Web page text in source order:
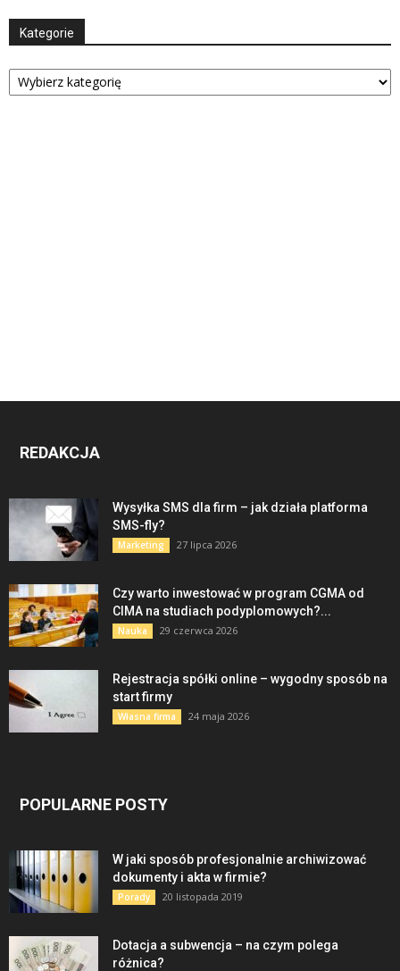
Kategorie
Kategorie
REDAKCJA
Wysyłka SMS dla firm – jak działa platforma
SMS-fly?
Marketing 27 lipca 2026
Czy warto inwestować w program CGMA od
CIMA na studiach podyplomowych?...
Nauka 29 czerwca 2026
Rejestracja spółki online – wygodny sposób na
start firmy
Własna firma 24 maja 2026
POPULARNE POSTY
W jaki sposób profesjonalnie archiwizować
dokumenty i akta w firmie?
Porady 20 listopada 2019
Dotacja a subwencja – na czym polega
różnica?